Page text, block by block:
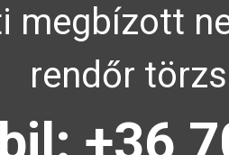
megbízott
rendőr
+36